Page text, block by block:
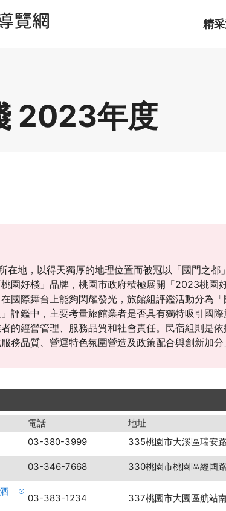
精
2023年度
在地，以得天獨厚的地理位置而被冠以「國門之都
園好棧」品牌，桃園市政府積極展開「2023桃園
國際舞台上能夠閃耀發光，旅館組評鑑活動分為
評鑑中，主要考量旅館業者是否具有獨特吸引國
的經營管理、服務品質和社會責任。民宿組則是
務品質、營運特色氛圍營造及政策配合與創新加分
電話
地址
03-380-3999 335桃園市大溪區瑞安
03-346-7668 330桃園市桃園區經國
03-383-1234 337桃園市大園區航站